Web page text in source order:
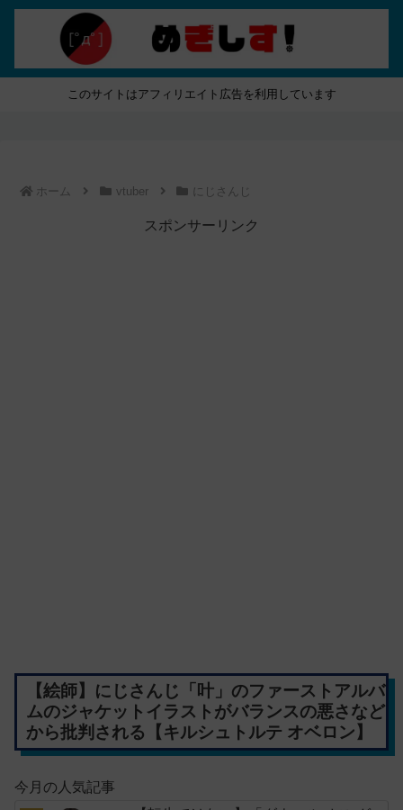
このサイトはアフィリエイト広告を利用しています
ホーム vtuber にじさんじ
スポンサーリンク
【絵師】にじさんじ「叶」のファーストアルバ
ムのジャケットイラストがバランスの悪さなど
から批判される【キルシュトルテ オベロン】
今月の人気記事